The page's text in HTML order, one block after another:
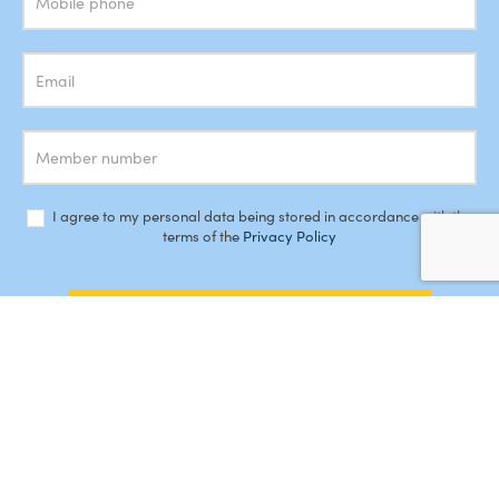
I agree to my personal data being stored in accordance with the
terms of the Privacy Policy